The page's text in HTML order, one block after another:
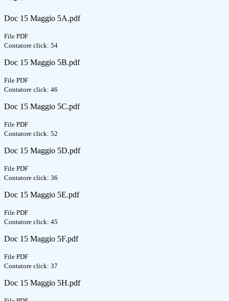
Doc 15 Maggio 5A.pdf
File PDF
Contatore click: 54
Doc 15 Maggio 5B.pdf
File PDF
Contatore click: 46
Doc 15 Maggio 5C.pdf
File PDF
Contatore click: 52
Doc 15 Maggio 5D.pdf
File PDF
Contatore click: 36
Doc 15 Maggio 5E.pdf
File PDF
Contatore click: 45
Doc 15 Maggio 5F.pdf
File PDF
Contatore click: 37
Doc 15 Maggio 5H.pdf